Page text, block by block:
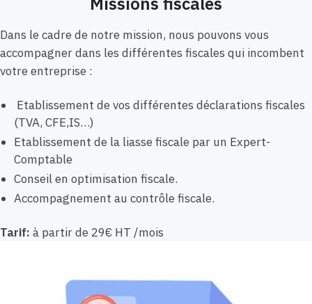
Dans le cadre de notre mission, nous pouvons vous
accompagner dans les différentes fiscales qui incombent
votre entreprise :
Etablissement de vos différentes déclarations fiscales
(TVA, CFE,IS…)
Etablissement de la liasse fiscale par un Expert-
Comptable
Conseil en optimisation fiscale.
Accompagnement au contrôle fiscale.
Tarif: à partir de 29€ HT /mois